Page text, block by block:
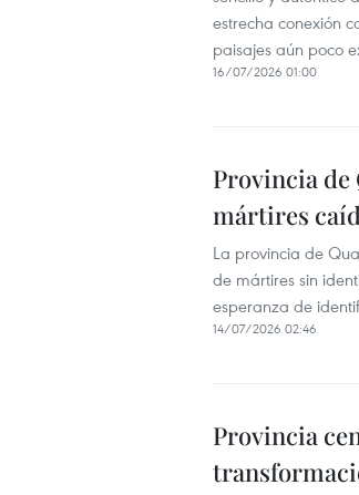
estrecha conexión
paisajes aún poco
16/07/2026 01:00
Provincia de
mártires
La provincia de
de mártires sin
esperanza de
14/07/2026 02:46
Provincia